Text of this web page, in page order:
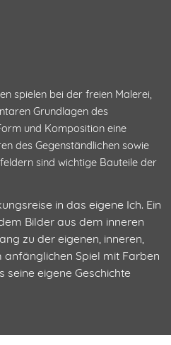
spielen bei der freien Malerei,
Grundlagen des
und Komposition eine
des Gegenständlichen sowie
sind wichtige Bauteile der
in das eigene Ich. Ein
Bilder aus dem inneren
zu der eigenen, inneren,
Spiel mit Farben
seine eigene Geschichte